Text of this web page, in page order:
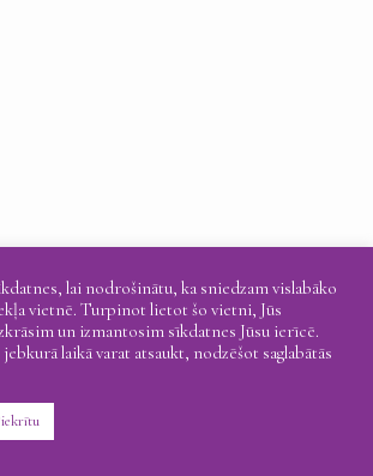
lai nodrošinātu, ka sniedzam vislabāko
vietnē. Turpinot lietot šo vietni, Jūs
un izmantosim sīkdatnes Jūsu ierīcē.
laikā varat atsaukt, nodzēšot saglabātās